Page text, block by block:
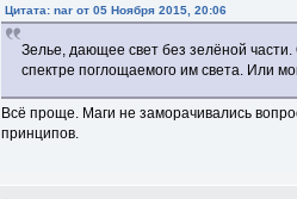
Цитата: nar от 05 Ноября 2015, 20:06
Зелье, дающее свет без зелёной части.
спектре поглощаемого им света. Или
Всё проще. Маги не заморачивались
принципов.